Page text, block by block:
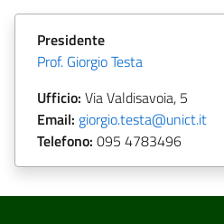
Presidente
Prof. Giorgio Testa
Ufficio: Via Valdisavoia, 5
Email: giorgio.testa@unict.it
Telefono: 095 4783496